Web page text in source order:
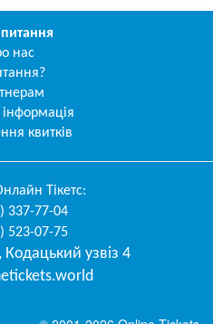
питання
нас
квитків
Тікетс:
337-77-04
523-07-75
, Кодацький узвіз 4